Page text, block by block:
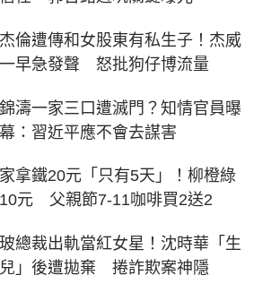
倫遭傳和女股東有私生子！杰威
早急發聲 怒批狗仔博流量
濤一家三口遭滅門？知情官員曝
：習近平應不會去謀害
拿鐵20元「只有5天」！柳橙綠
元 父親節7-11咖啡買2送2
總裁出軌當紅女星！沈時華「生
」後遭拋棄 捲詐欺案神隱